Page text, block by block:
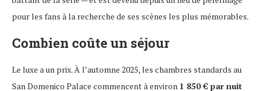
pour les fans à la recherche de ses scènes les plus mémorables.
Combien coûte un séjour
Le luxe a un prix. À l’automne 2025, les chambres standards au
San Domenico Palace commencent à environ 1 850 € par nuit